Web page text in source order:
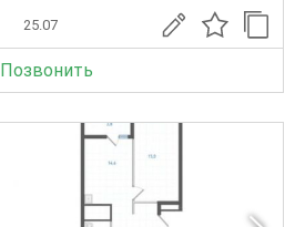
25.07
Позвонить